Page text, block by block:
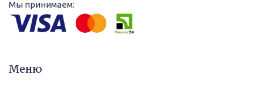
Мы принимаем:
Меню